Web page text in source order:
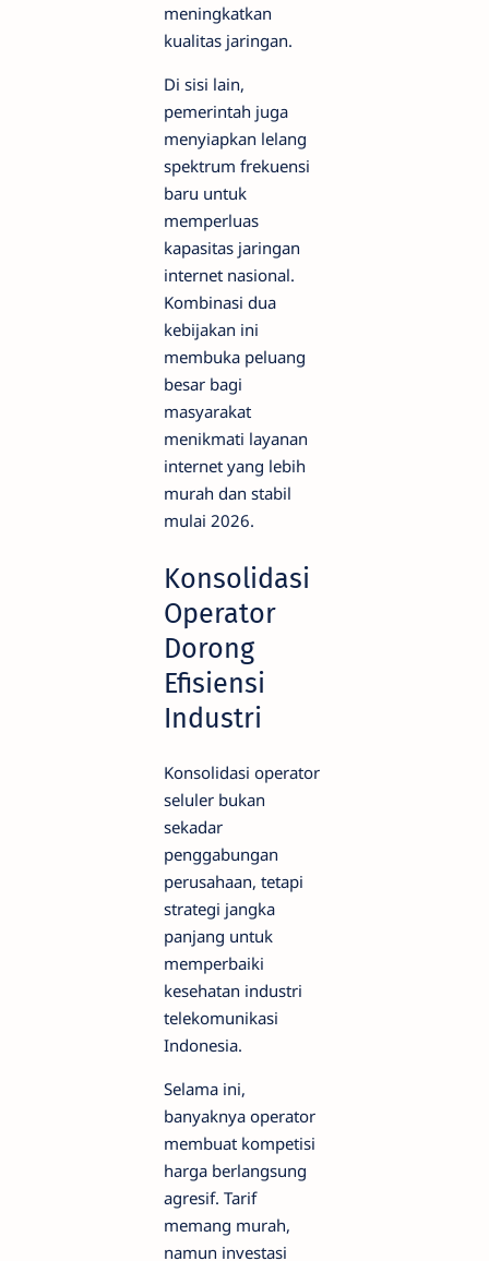
meningkatkan
kualitas jaringan.
Di sisi lain,
pemerintah juga
menyiapkan lelang
spektrum frekuensi
baru untuk
memperluas
kapasitas jaringan
internet nasional.
Kombinasi dua
kebijakan ini
membuka peluang
besar bagi
masyarakat
menikmati layanan
internet yang lebih
murah dan stabil
mulai 2026.
Konsolidasi
Operator
Dorong
Efisiensi
Industri
Konsolidasi operator
seluler bukan
sekadar
penggabungan
perusahaan, tetapi
strategi jangka
panjang untuk
memperbaiki
kesehatan industri
telekomunikasi
Indonesia.
Selama ini,
banyaknya operator
membuat kompetisi
harga berlangsung
agresif. Tarif
memang murah,
namun investasi